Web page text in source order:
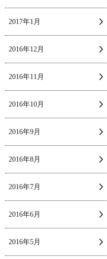
2017年1月
2016年12月
2016年11月
2016年10月
2016年9月
2016年8月
2016年7月
2016年6月
2016年5月